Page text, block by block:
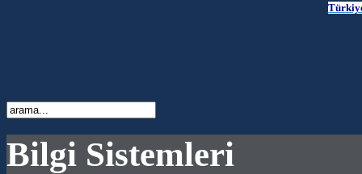
Bilgi Sistemleri